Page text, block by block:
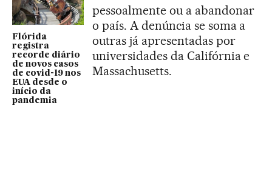
Flórida
registra
recorde diário
de novos casos
de covid-19 nos
EUA desde o
início da
pandemia
pessoalmente ou a abandonar
o país. A denúncia se soma a
outras já apresentadas por
universidades da Califórnia e
Massachusetts.